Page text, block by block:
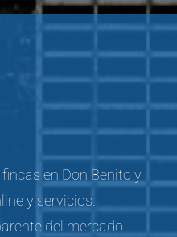
en Don Benito y
y servicios.
del mercado.